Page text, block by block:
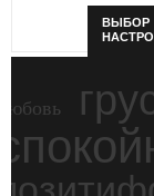
ВЫБОР